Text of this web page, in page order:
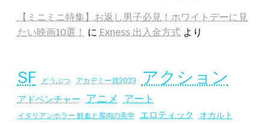
【ミニミニ特集】お返し男子必見！ホワイトデーに見
たい映画10選！ に Exness 出入金方式より
SF どうぶつ アカデミー賞2023 アクション
アドベンチャー アニメ アート
イタリアンホラー 鮮血と腐肉の美学 エロティック オカルト